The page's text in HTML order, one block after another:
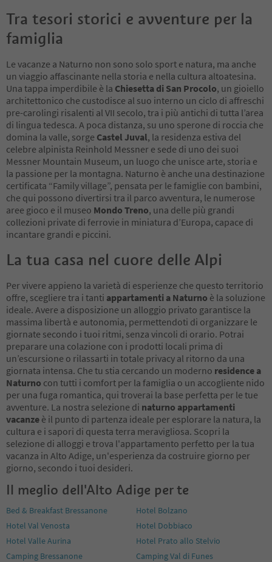
Tra tesori storici e avventure per la
famiglia
Le vacanze a Naturno non sono solo sport e natura, ma anche
un viaggio affascinante nella storia e nella cultura altoatesina.
Una tappa imperdibile è la Chiesetta di San Procolo, un gioiello
architettonico che custodisce al suo interno un ciclo di affreschi
pre-carolingi risalenti al VII secolo, tra i più antichi di tutta l’area
di lingua tedesca. A poca distanza, su uno sperone di roccia che
domina la valle, sorge Castel Juval, la residenza estiva del
celebre alpinista Reinhold Messner e sede di uno dei suoi
Messner Mountain Museum, un luogo che unisce arte, storia e
la passione per la montagna. Naturno è anche una destinazione
certificata “Family village”, pensata per le famiglie con bambini,
che qui possono divertirsi tra il parco avventura, le numerose
aree gioco e il museo Mondo Treno, una delle più grandi
collezioni private di ferrovie in miniatura d’Europa, capace di
incantare grandi e piccini.
La tua casa nel cuore delle Alpi
Per vivere appieno la varietà di esperienze che questo territorio
offre, scegliere tra i tanti appartamenti a Naturno è la soluzione
ideale. Avere a disposizione un alloggio privato garantisce la
massima libertà e autonomia, permettendoti di organizzare le
giornate secondo i tuoi ritmi, senza vincoli di orario. Potrai
preparare una colazione con i prodotti locali prima di
un’escursione o rilassarti in totale privacy al ritorno da una
giornata intensa. Che tu stia cercando un moderno residence a
Naturno con tutti i comfort per la famiglia o un accogliente nido
per una fuga romantica, qui troverai la base perfetta per le tue
avventure. La nostra selezione di naturno appartamenti
vacanze è il punto di partenza ideale per esplorare la natura, la
cultura e i sapori di questa terra meravigliosa. Scopri la
selezione di alloggi e trova l'appartamento perfetto per la tua
vacanza in Alto Adige, un'esperienza da costruire giorno per
giorno, secondo i tuoi desideri.
Il meglio dell'Alto Adige per te
Bed & Breakfast Bressanone
Hotel Bolzano
Hotel Val Venosta
Hotel Dobbiaco
Hotel Valle Aurina
Hotel Prato allo Stelvio
Camping Bressanone
Camping Val di Funes